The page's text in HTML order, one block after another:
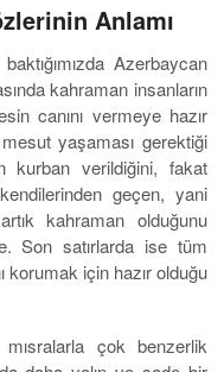
Anlamı
Azerbaycan
kahraman insanların
canını vermeye hazır
yaşaması gerektiği
kurban verildiğini, fakat
geçen, yani
kahraman olduğunu
Son satırlarda ise tüm
korumak için hazır olduğu
mısralarla çok benzerlik